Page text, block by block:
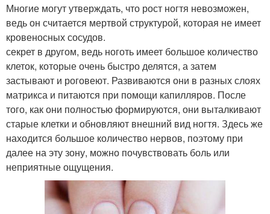
Многие могут утверждать, что рост ногтя невозможен,
ведь он считается мертвой структурой, которая не имеет
кровеносных сосудов.
секрет в другом, ведь ноготь имеет большое количество
клеток, которые очень быстро делятся, а затем
застывают и роговеют. Развиваются они в разных слоях
матрикса и питаются при помощи капилляров. После
того, как они полностью формируются, они выталкивают
старые клетки и обновляют внешний вид ногтя. Здесь же
находится большое количество нервов, поэтому при
далее на эту зону, можно почувствовать боль или
неприятные ощущения.